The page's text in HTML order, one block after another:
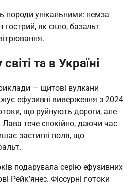
породи унікальними: пемза
гострий, як скло, базальт
та в Україні
— щитові вулкани
ефузивні виверження з 2024
що руйнують дороги, але
тече спокійно, даючи час
застиглі поля, що
подарувала серію ефузивних
Рейк’янес. Фіссурні потоки